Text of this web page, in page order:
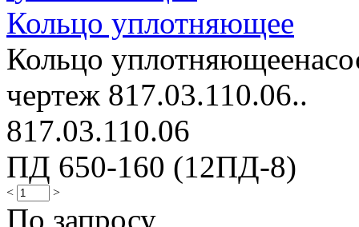
Кольцо уплотняющее
Кольцо
чертеж 817.03.110.06..
817.03.110.06
ПД 650-160 (12ПД-8)
< >
По запросу